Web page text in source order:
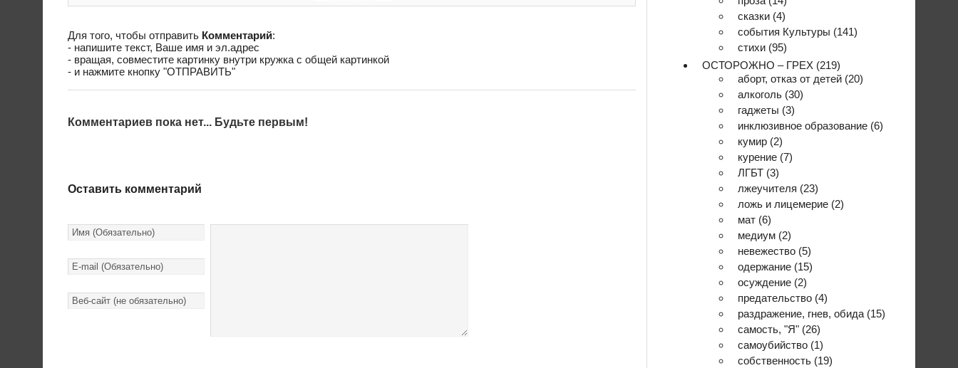
Для того, чтобы отправить Комментарий:
- напишите текст, Ваше имя и эл.адрес
- вращая, совместите картинку внутри кружка с общей картинкой
- и нажмите кнопку "ОТПРАВИТЬ"
Комментариев пока нет... Будьте первым!
Оставить комментарий
сказки (4)
события Культуры (141)
стихи (95)
ОСТОРОЖНО – ГРЕХ (219)
аборт, отказ от детей (20)
алкоголь (30)
гаджеты (3)
инклюзивное образование (6)
кумир (2)
курение (7)
ЛГБТ (3)
лжеучителя (23)
ложь и лицемерие (2)
мат (6)
медиум (2)
невежество (5)
одержание (15)
осуждение (2)
предательство (4)
раздражение, гнев, обида (15)
самость, "Я" (26)
самоубийство (1)
собственность (19)